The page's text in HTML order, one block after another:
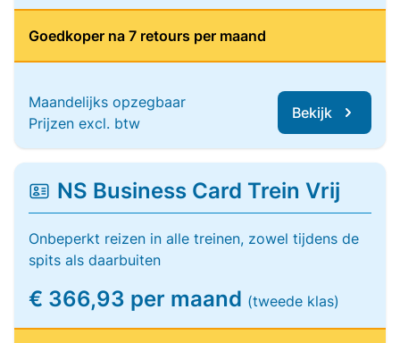
Goedkoper na 7 retours per maand
Maandelijks opzegbaar
Prijzen excl. btw
Bekijk
NS Business Card Trein Vrij
Onbeperkt reizen in alle treinen, zowel tijdens de
spits als daarbuiten
€ 366,93 per maand (tweede klas)